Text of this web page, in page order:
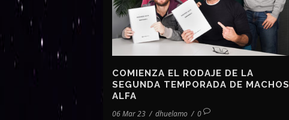
COMIENZA EL RODAJE DE LA
SEGUNDA TEMPORADA DE MACHOS
ALFA
06 Mar 23 / dhuelamo / 0